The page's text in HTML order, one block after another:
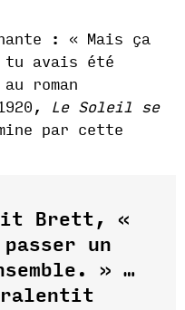
: « Mais ça
tu avais été
roman
Le Soleil se
par cette
Brett, «
un
» …
ralentit